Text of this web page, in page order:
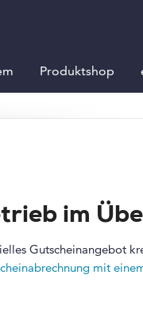
Produktshop
im
Gutscheinangebot
mit